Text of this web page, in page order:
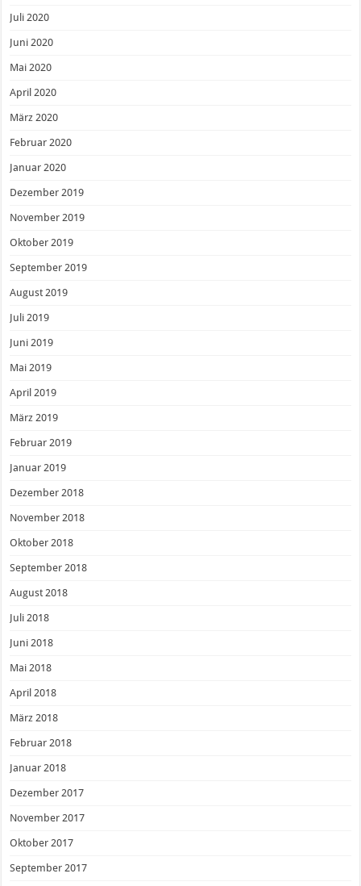
Juli 2020
Juni 2020
Mai 2020
April 2020
März 2020
Februar 2020
Januar 2020
Dezember 2019
November 2019
Oktober 2019
September 2019
August 2019
Juli 2019
Juni 2019
Mai 2019
April 2019
März 2019
Februar 2019
Januar 2019
Dezember 2018
November 2018
Oktober 2018
September 2018
August 2018
Juli 2018
Juni 2018
Mai 2018
April 2018
März 2018
Februar 2018
Januar 2018
Dezember 2017
November 2017
Oktober 2017
September 2017